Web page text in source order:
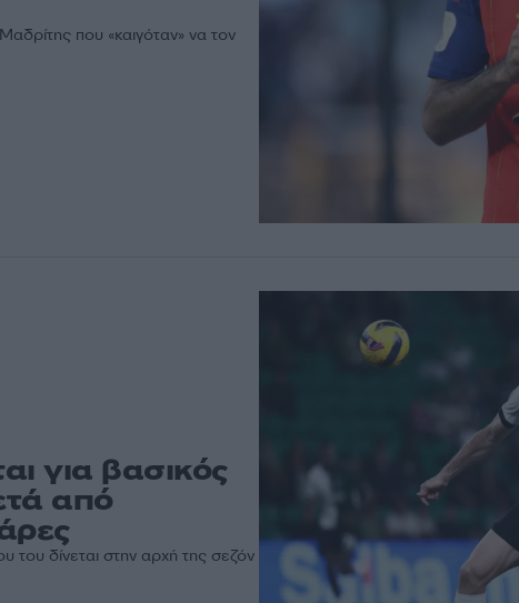
που «καιγόταν» να τον
για βασικός
από
του δίνεται στην αρχή της σεζόν